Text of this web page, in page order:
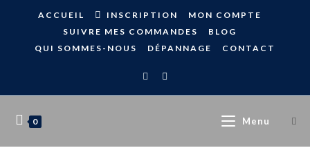
ACCUEIL INSCRIPTION
MON COMPTE
SUIVRE MES COMMANDES
BLOG
QUI SOMMES-NOUS
DÉPANNAGE CONTACT
0 Menu